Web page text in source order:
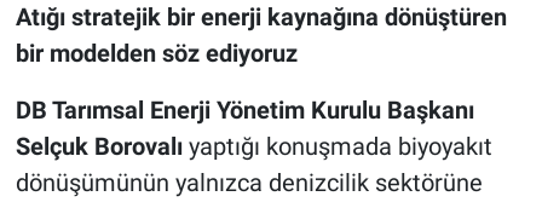
Atığı stratejik bir enerji kaynağına dönüştüren
bir modelden söz ediyoruz
DB Tarımsal Enerji Yönetim Kurulu Başkanı
Selçuk Borovalıyaptığı konuşmada biyoyakıt
dönüşümünün yalnızca denizcilik sektörüne